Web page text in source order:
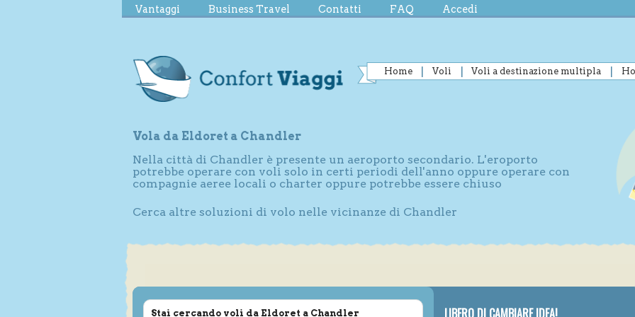
Vantaggi Business Travel Contatti FAQ Accedi
Home Voli Voli a destinazione multipla
Vola da Eldoret a Chandler
Nella città di Chandler è presente un aeroporto secondario. L'eroporto
potrebbe operare con voli solo in certi periodi dell'anno oppure operare con
compagnie aeree locali o charter oppure potrebbe essere chiuso
Cerca altre soluzioni di volo nelle vicinanze di Chandler
Stai cercando voli da Eldoret a Chandler LIBERO DI CAMBIARE IDEA!